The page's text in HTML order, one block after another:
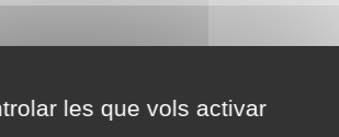
les que vols activar